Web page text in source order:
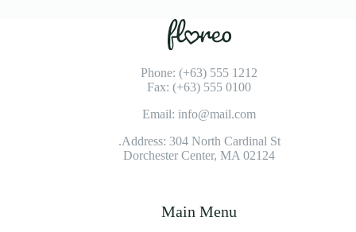
Phone: (+63) 555 1212
Fax: (+63) 555 0100
Email: info@mail.com
Address: 304 North Cardinal St.
Dorchester Center, MA 02124
Main Menu